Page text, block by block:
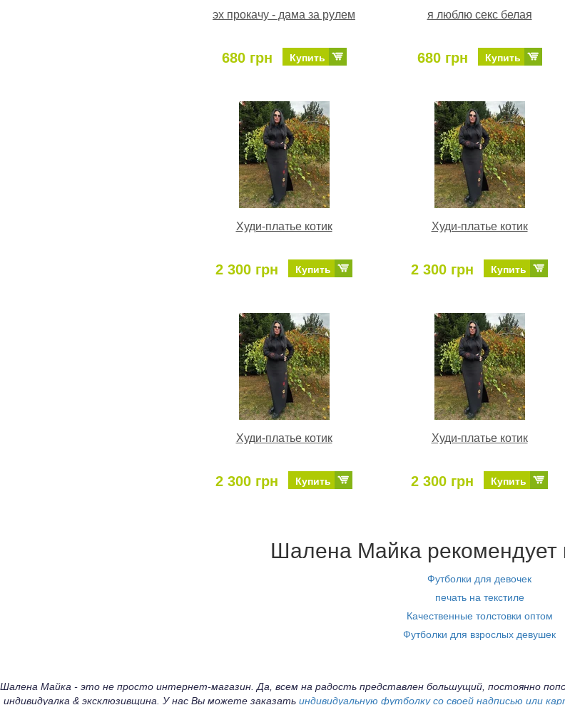
эх прокачу - дама за рулем
680 грн Купить
я люблю секс белая
680 грн Купить
Худи-платье котик
2 300 грн Купить
Худи-платье котик
2 300 грн Купить
Худи-платье котик
2 300 грн Купить
Худи-платье котик
2 300 грн Купить
Шалена Майка рекомендует
Футболки для девочек
печать на текстиле
Качественные толстовки оптом
Футболки для взрослых девушек
Шалена Майка - это не просто интернет-магазин. Да, всем на радость представлен большущий, постоянно
индивидуалка & эксклюзивщина. У нас Вы можете заказать индивидуальную футболку со своей надписью или